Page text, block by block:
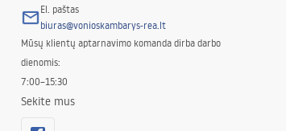
El. paštas
biuras@vonioskambarys-rea.lt
Mūsų klientų aptarnavimo komanda dirba darbo
dienomis:
7:00–15:30
Sekite mus